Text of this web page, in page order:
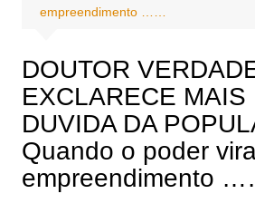
empreendimento ……
DOUTOR
EXCLARECE MAIS
DUVIDA DA
Quando o poder
empreendimento